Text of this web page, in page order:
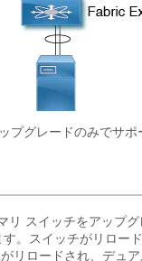
プグレードのみでサ
リ スイッチをアップ
。スイッチがリロー
リロードされ、デュ